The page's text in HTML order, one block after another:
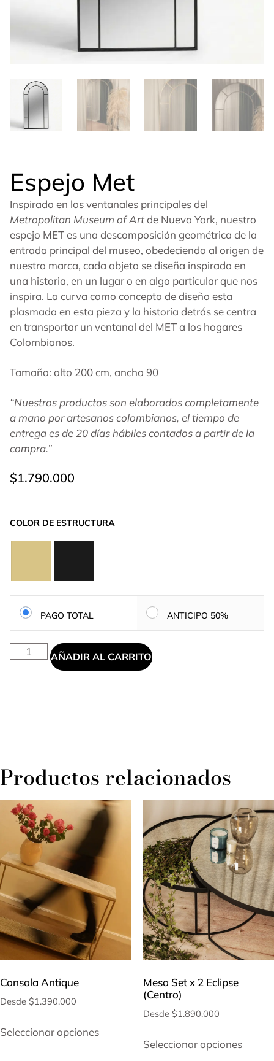
Espejo Met
Inspirado en los ventanales principales del
Metropolitan Museum of Artde Nueva York, nuestro
espejo MET es una descomposición geométrica de la
entrada principal del museo, obedeciendo al origen de
nuestra marca, cada objeto se diseña inspirado en
una historia, en un lugar o en algo particular que nos
inspira. La curva como concepto de diseño esta
plasmada en esta pieza y la historia detrás se centra
en transportar un ventanal del MET a los hogares
Colombianos.
Tamaño: alto 200 cm, ancho 90
“Nuestros productos son elaborados completamente
a mano por artesanos colombianos, el tiempo de
entrega es de 20 días hábiles contados a partir de la
compra.”
$1.790.000
COLOR DE ESTRUCTURA
ANTICIPO 50%
PAGO TOTAL
AÑADIR AL CARRITO
Productos relacionados
Consola Antique
Desde $1.390.000
Seleccionar opciones
Mesa Set x 2 Eclipse
(Centro)
Desde $1.890.000
Seleccionar opciones